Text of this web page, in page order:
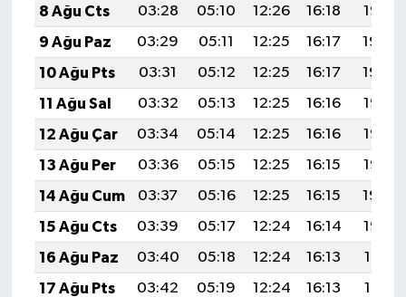
8 Ağu Cts
03:28 05:10 12:26 16:18
19:32
9 Ağu Paz
03:29 05:11 12:25 16:17
19:30
10 Ağu Pts
03:31 05:12 12:25 16:17
19:29
11 Ağu Sal
03:32 05:13 12:25 16:16
19:28
12 Ağu Çar
03:34 05:14 12:25 16:16
19:26
13 Ağu Per
03:36 05:15 12:25 16:15
19:25
14 Ağu Cum
03:37 05:16 12:25 16:15
19:24
15 Ağu Cts
03:39 05:17 12:24 16:14
19:22
16 Ağu Paz
03:40 05:18 12:24 16:13
19:21
17 Ağu Pts
03:42 05:19 12:24 16:13
19:19